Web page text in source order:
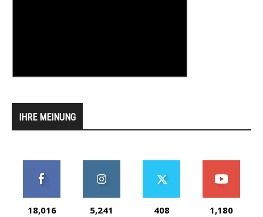
IHRE MEINUNG
18,016 5,241 408 1,180